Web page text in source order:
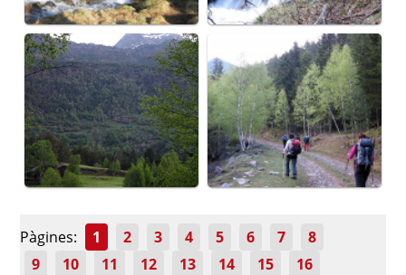
Pàgines: 1 2 3 4 5 6 7
8
9
10 11 12 13 14 15
16